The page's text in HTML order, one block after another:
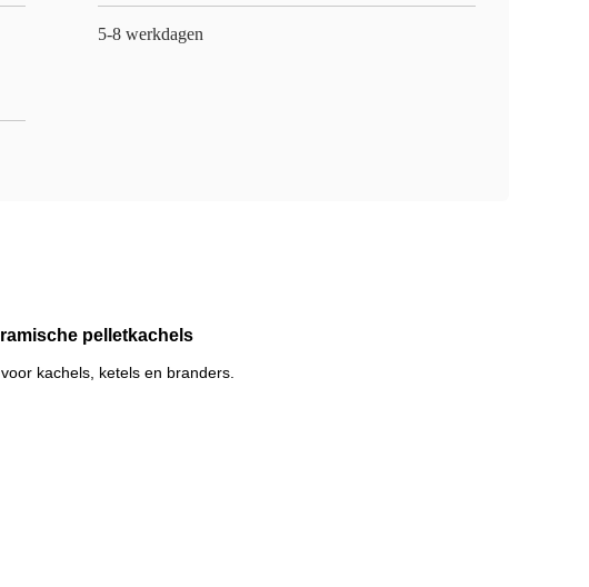
5-8 werkdagen
pelletkachels
kachels, ketels en branders.